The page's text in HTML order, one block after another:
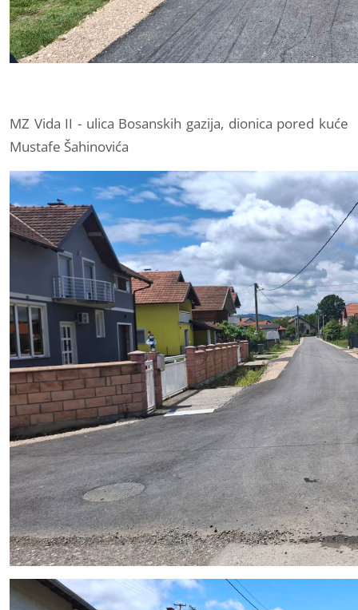
MZ Vida II - ulica Bosanskih gazija, dionica pored kuće
Mustafe Šahinovića